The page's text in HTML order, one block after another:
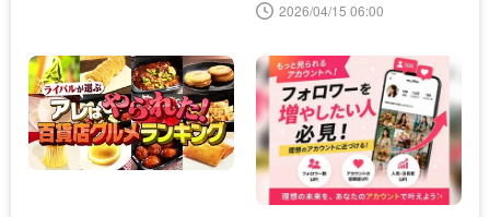
2026/04/15 06:00